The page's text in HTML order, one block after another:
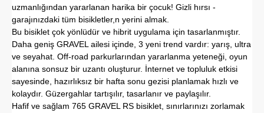
uzmanlığından yararlanan harika bir çocuk! Gizli hırsı -
garajınızdaki tüm bisikletler,n yerini almak.
Bu bisiklet çok yönlüdür ve hibrit uygulama için tasarlanmıştır.
Daha geniş GRAVEL ailesi içinde, 3 yeni trend vardır: yarış, ultra
ve seyahat. Off-road parkurlarından yararlanma yeteneği, oyun
alanına sonsuz bir uzantı oluşturur. İnternet ve topluluk etkisi
sayesinde, hazırlıksız bir hafta sonu gezisi planlamak hızlı ve
kolaydır. Güzergahlar tartışılır, tasarlanır ve paylaşılır.
Hafif ve sağlam 765 GRAVEL RS bisiklet, sınırlarınızı zorlamak